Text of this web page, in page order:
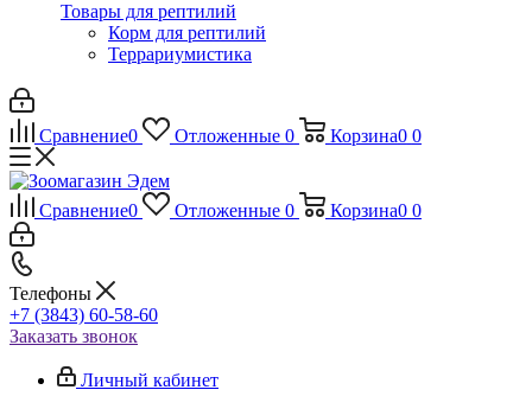
Товары для рептилий
Корм для рептилий
Террариумистика
Сравнение0 Отложенные 0 Корзина0 0
Сравнение0 Отложенные 0 Корзина0 0
Телефоны
+7 (3843) 60-58-60
Заказать звонок
Личный кабинет